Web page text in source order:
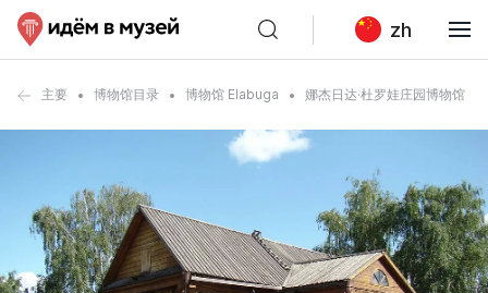
zh
主要 博物馆目录 博物馆 Elabuga 娜杰日达·杜罗娃庄园博物馆